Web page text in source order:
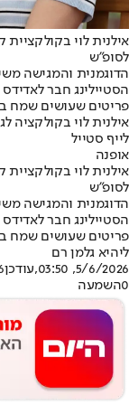
לסופ"ש
הדוגמנית והמגישה
פריטים שעושים שמח
אילנית לוי בקולקציה
לייף סטייל
אופנה
לסופ"ש
הדוגמנית והמגישה
פריטים שעושים שמח
ליהיא גלמן רם
5/6/2026, 03:50
,עודכן
0השמעה